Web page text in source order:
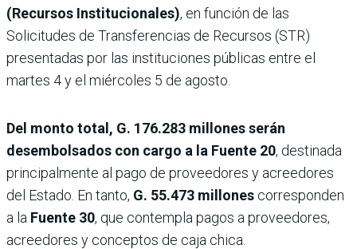
(Recursos Institucionales), en función de las
Solicitudes de Transferencias de Recursos (STR)
presentadas por las instituciones públicas entre el
martes 4 y el miércoles 5 de agosto.
Del monto total, G. 176.283 millones serán
desembolsados con cargo a la Fuente 20, destinada
principalmente al pago de proveedores y acreedores
del Estado. En tanto, G. 55.473 millones corresponden
a la Fuente 30, que contempla pagos a proveedores,
acreedores y conceptos de caja chica.